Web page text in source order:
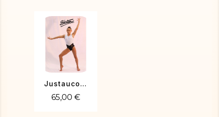
Justaucorps de gym Vicky-03
65,00 €